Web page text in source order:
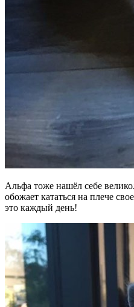
Альфа тоже нашёл себе
обожает кататься на плече
это каждый день!